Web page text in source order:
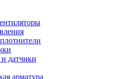
датчики
арматура